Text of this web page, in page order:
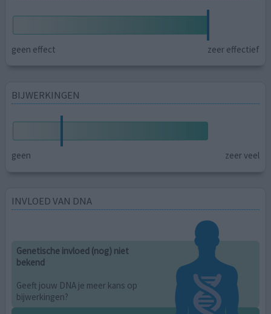
geen effect zeer effectief
BIJWERKINGEN
geen zeer veel
INVLOED VAN DNA
Genetische invloed (nog) niet
bekend
Geeft jouw DNA je meer kans op
bijwerkingen?